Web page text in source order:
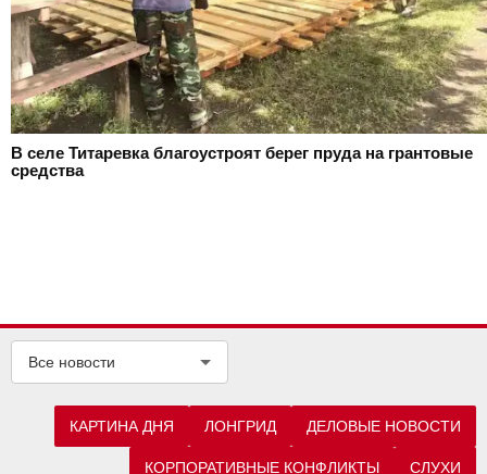
В селе Титаревка благоустроят берег пруда на грантовые
средства
Все новости
КАРТИНА ДНЯ ЛОНГРИД ДЕЛОВЫЕ НОВОСТИ
КОРПОРАТИВНЫЕ КОНФЛИКТЫ СЛУХИ